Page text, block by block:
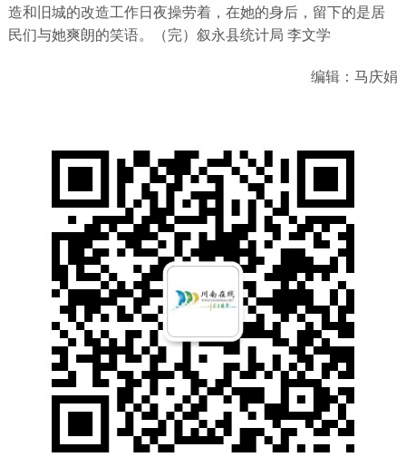
造和旧城的改造工作日夜操劳着，在她的身后，留下的是居
民们与她爽朗的笑语。（完）叙永县统计局 李文学
编辑：马庆娟